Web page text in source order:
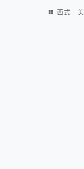
西式︱